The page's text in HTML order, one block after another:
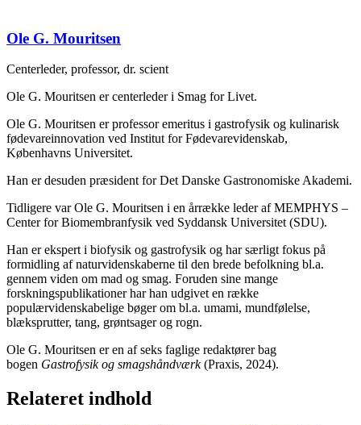
Ole G. Mouritsen
Centerleder, professor, dr. scient
Ole G. Mouritsen er centerleder i Smag for Livet.
Ole G. Mouritsen er professor emeritus i gastrofysik og kulinarisk
fødevareinnovation ved Institut for Fødevarevidenskab,
Københavns Universitet.
Han er desuden præsident for Det Danske Gastronomiske Akademi.
Tidligere var Ole G. Mouritsen i en årrække leder af MEMPHYS –
Center for Biomembranfysik ved Syddansk Universitet (SDU).
Han er ekspert i biofysik og gastrofysik og har særligt fokus på
formidling af naturvidenskaberne til den brede befolkning bl.a.
gennem viden om mad og smag. Foruden sine mange
forskningspublikationer har han udgivet en række
populærvidenskabelige bøger om bl.a. umami, mundfølelse,
blæksprutter, tang, grøntsager og rogn.
Ole G. Mouritsen er en af seks faglige redaktører bag
bogen Gastrofysik og smagshåndværk(Praxis, 2024).
Relateret indhold